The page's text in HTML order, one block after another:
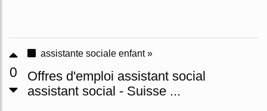
0
assistante sociale enfant »
Offres d'emploi assistant social
assistant social - Suisse ...